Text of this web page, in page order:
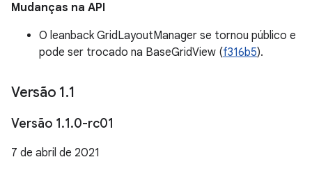
Mudanças na API
O leanback GridLayoutManager se tornou público e
pode ser trocado na BaseGridView (f316b5).
Versão 1.1
Versão 1.1.0-rc01
7 de abril de 2021